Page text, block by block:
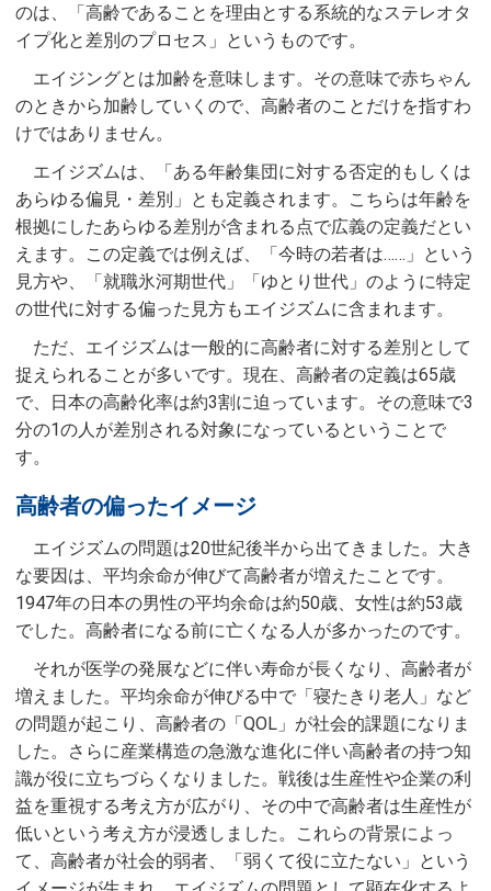
のは、「高齢であることを理由とする系統的なステレオタ
イプ化と差別のプロセス」というものです。
エイジングとは加齢を意味します。その意味で赤ちゃん
のときから加齢していくので、高齢者のことだけを指すわ
けではありません。
エイジズムは、「ある年齢集団に対する否定的もしくは
あらゆる偏見・差別」とも定義されます。こちらは年齢を
根拠にしたあらゆる差別が含まれる点で広義の定義だとい
えます。この定義では例えば、「今時の若者は……」という
見方や、「就職氷河期世代」「ゆとり世代」のように特定
の世代に対する偏った見方もエイジズムに含まれます。
ただ、エイジズムは一般的に高齢者に対する差別として
捉えられることが多いです。現在、高齢者の定義は65歳
で、日本の高齢化率は約3割に迫っています。その意味で3
分の1の人が差別される対象になっているということで
す。
高齢者の偏ったイメージ
エイジズムの問題は20世紀後半から出てきました。大き
な要因は、平均余命が伸びて高齢者が増えたことです。
1947年の日本の男性の平均余命は約50歳、女性は約53歳
でした。高齢者になる前に亡くなる人が多かったのです。
それが医学の発展などに伴い寿命が長くなり、高齢者が
増えました。平均余命が伸びる中で「寝たきり老人」など
の問題が起こり、高齢者の「QOL」が社会的課題になりま
した。さらに産業構造の急激な進化に伴い高齢者の持つ知
識が役に立ちづらくなりました。戦後は生産性や企業の利
益を重視する考え方が広がり、その中で高齢者は生産性が
低いという考え方が浸透しました。これらの背景によっ
て、高齢者が社会的弱者、「弱くて役に立たない」という